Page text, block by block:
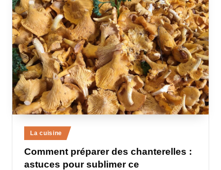
Posted
in
La cuisine
Comment préparer des chanterelles :
astuces pour sublimer ce